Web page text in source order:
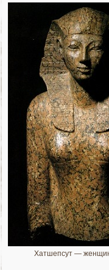
Хатшепсут —